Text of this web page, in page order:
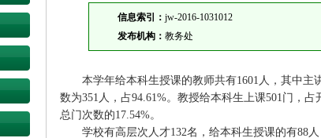
信息索引： jw-2016-1031012
发布机构： 教务处
本学年给本科生授课的教师共有1601人，其中主
数为351人，占94.61%。教授给本科生上课501门，
总门次数的17.54%。
学校有高层次人才132名，给本科生授课的有88人